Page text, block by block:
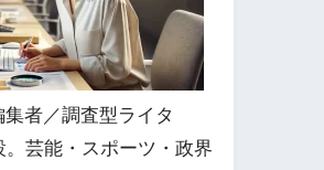
者／調査型ライタ
。芸能・スポーツ・政界